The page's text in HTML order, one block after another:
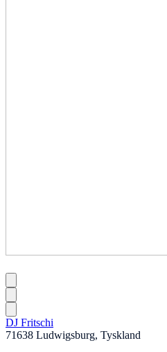
DJ Fritschi
71638 Ludwigsburg, Tyskland